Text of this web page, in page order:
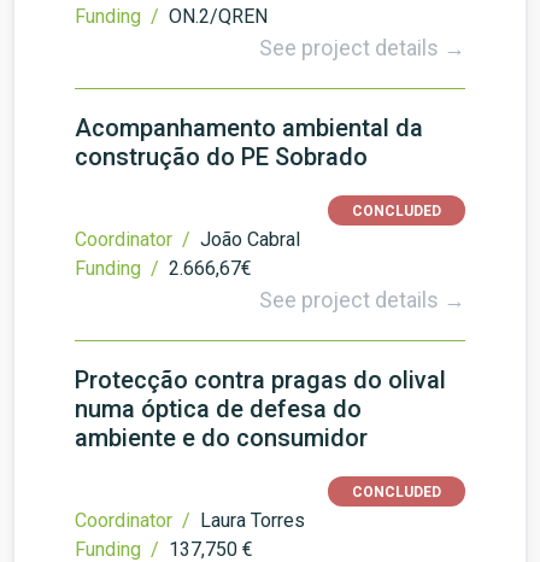
Funding / ON.2/QREN
See project details →
Acompanhamento ambiental da
construção do PE Sobrado
CONCLUDED
Coordinator / João Cabral
Funding / 2.666,67€
See project details →
Protecção contra pragas do olival
numa óptica de defesa do
ambiente e do consumidor
CONCLUDED
Coordinator / Laura Torres
Funding / 137,750 €